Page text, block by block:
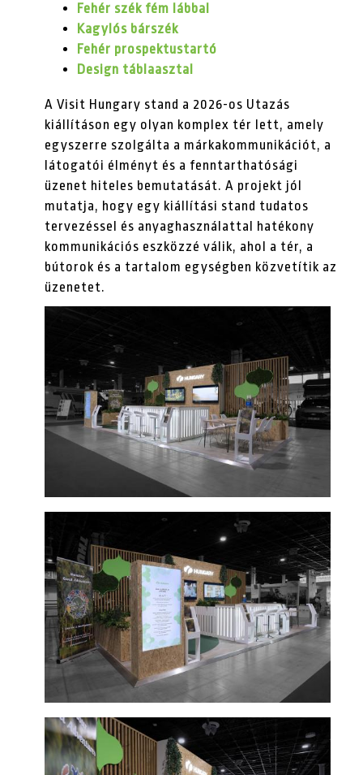
Fehér szék fém lábbal
Kagylós bárszék
Fehér prospektustartó
Design táblaasztal
A Visit Hungary stand a 2026-os Utazás
kiállításon egy olyan komplex tér lett, amely
egyszerre szolgálta a márkakommunikációt, a
látogatói élményt és a fenntarthatósági
üzenet hiteles bemutatását. A projekt jól
mutatja, hogy egy kiállítási stand tudatos
tervezéssel és anyaghasználattal hatékony
kommunikációs eszközzé válik, ahol a tér, a
bútorok és a tartalom egységben közvetítik az
üzenetet.